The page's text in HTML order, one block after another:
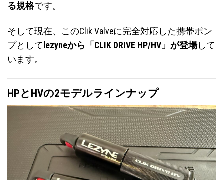
る規格です。
そして現在、このClik Valveに完全対応した携帯ポン
プとして lezyneから「CLIK DRIVE HP/HV」が登場して
います。
HPとHVの2モデルラインナップ